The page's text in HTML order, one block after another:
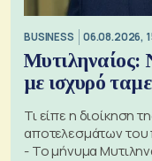
BUSINESS 06.08.2026,
Μυτιληναίος:
με ισχυρό
Τι είπε η διοίκηση
αποτελεσμάτων
- Το μήνυμα